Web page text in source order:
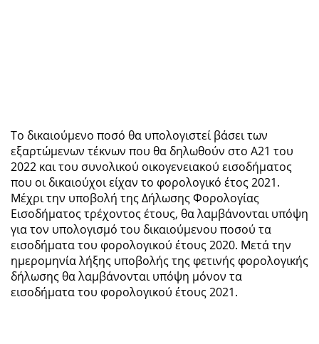
Το δικαιούμενο ποσό θα υπολογιστεί βάσει των
εξαρτώμενων τέκνων που θα δηλωθούν στο Α21 του
2022 και του συνολικού οικογενειακού εισοδήματος
που οι δικαιούχοι είχαν το φορολογικό έτος 2021.
Μέχρι την υποβολή της Δήλωσης Φορολογίας
Εισοδήματος τρέχοντος έτους, θα λαμβάνονται υπόψη
για τον υπολογισμό του δικαιούμενου ποσού τα
εισοδήματα του φορολογικού έτους 2020. Μετά την
ημερομηνία λήξης υποβολής της φετινής φορολογικής
δήλωσης θα λαμβάνονται υπόψη μόνον τα
εισοδήματα του φορολογικού έτους 2021.